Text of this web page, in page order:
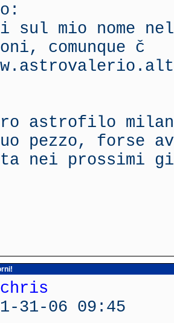
sul mio nome
comunque č
astrofilo
pezzo, forse
nei prossimi
31-06 09:45